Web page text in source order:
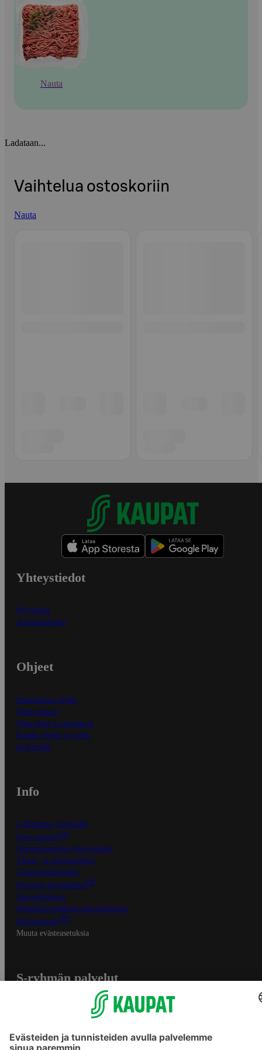
Nauta
Ladataan...
Vaihtelua ostoskoriin
Nauta
Yhteystiedot
Myymälät
Asiakaspalvelu
Ohjeet
Ensitilaajan ohjeet
Näin maksat
Näin tilaat ja muokkaat
Kaikki ohjeet ja vinkit
In English
Info
S-Business yrityksille
Oiva-raportit
Osuuskauppojen yhteystiedot
Tilaus- ja toimitusehdot
Tietosuojakäytäntö
Palvelun käyttöehdot
Saavutettavuus
Mobiilisovelluksen saavutettavuus
Mainostajalle
Muuta evästeasetuksia
S-ryhmän palvelut
Yhteishyvä Ruoka -sovellus